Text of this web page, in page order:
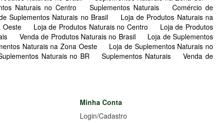
Naturais no Centro
Suplementos Naturais
Comércio de
Suplementos Naturais no Brasil
Loja de Produtos Naturais na
Oeste
Loja de Produtos Naturais no Centro
Loja de Produtos
Venda de Produtos Naturais no Brasil
Loja de Suplementos
Naturais na Zona Oeste
Loja de Suplementos Naturais no
Naturais no BR
Suplementos Naturais Venda de
Minha Conta
Login/Cadastro